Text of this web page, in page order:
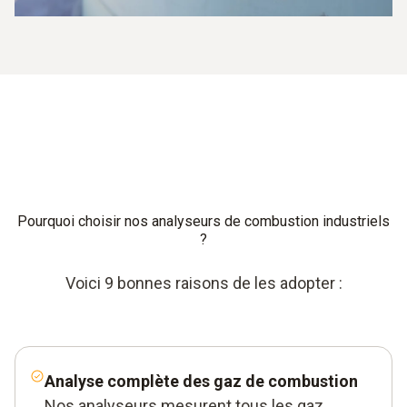
Pourquoi choisir nos analyseurs de combustion industriels
?
Voici 9 bonnes raisons de les adopter :
Analyse complète des gaz de combustion